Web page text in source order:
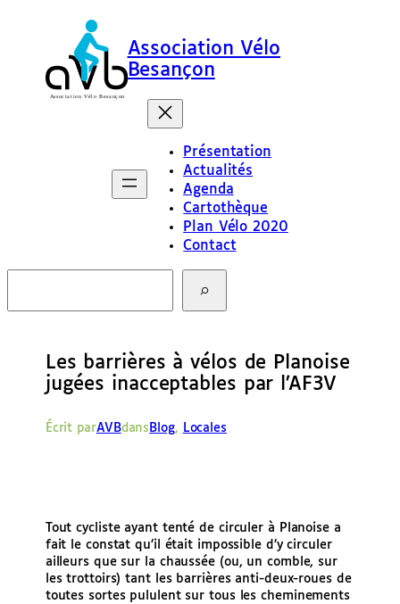
Association Vélo
Besançon
Présentation
Actualités
Agenda
Cartothèque
Plan Vélo 2020
Contact
c
Les barrières à vélos de Planoise
jugées inacceptables par l’AF3V
Écrit parAVBdans Blog, Locales
Tout cycliste ayant tenté de circuler à Planoise a
fait le constat qu’il était impossible d’y circuler
ailleurs que sur la chaussée (ou, un comble, sur
les trottoirs) tant les barrières anti-deux-roues de
toutes sortes pululent sur tous les cheminements